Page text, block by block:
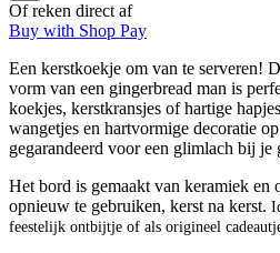
Of reken direct af
Buy with Shop Pay
Een kerstkoekje om van te serveren!
vorm van een gingerbread man is
koekjes, kerstkransjes of hartige
wangetjes en hartvormige decoratie
gegarandeerd voor een glimlach bij je
Het bord is gemaakt van keramiek en
opnieuw te gebruiken, kerst na kerst.
feestelijk ontbijtje of als origineel